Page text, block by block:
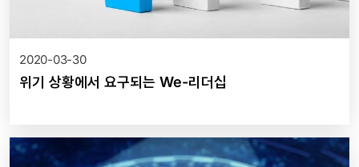
2020-03-30
위기 상황에서 요구되는 We-리더십